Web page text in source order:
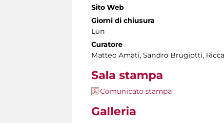
Sito Web
Giorni di chiusura
Lun
Curatore
Matteo Amati, Sandro Brugiotti,
Sala stampa
Comunicato stampa
Galleria